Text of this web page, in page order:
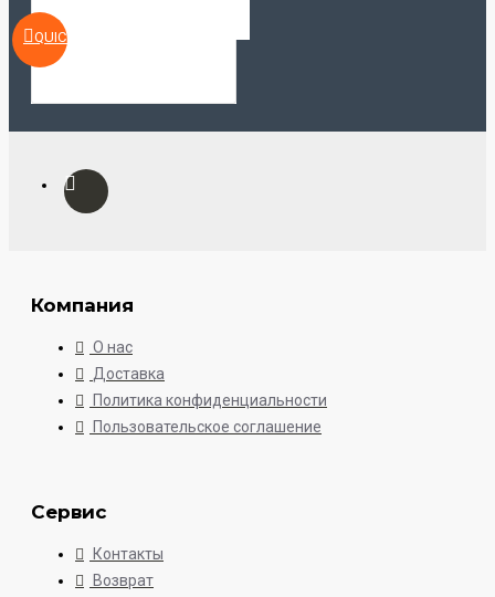
QUICKVIEW
Компания
О нас
Доставка
Политика конфиденциальности
Пользовательское соглашение
Сервис
Контакты
Возврат